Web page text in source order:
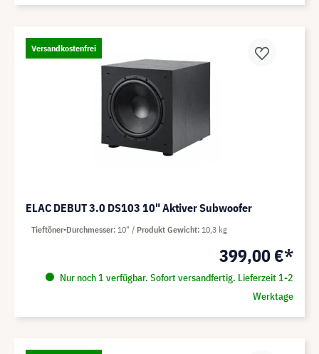
Versandkostenfrei
ELAC DEBUT 3.0 DS103 10" Aktiver Subwoofer
399,00 €*
Nur noch 1 verfügbar. Sofort versandfertig. Lieferzeit 1-2
Werktage
Tieftöner-Durchmesser 10" Produkt Gewicht 10,3 kg